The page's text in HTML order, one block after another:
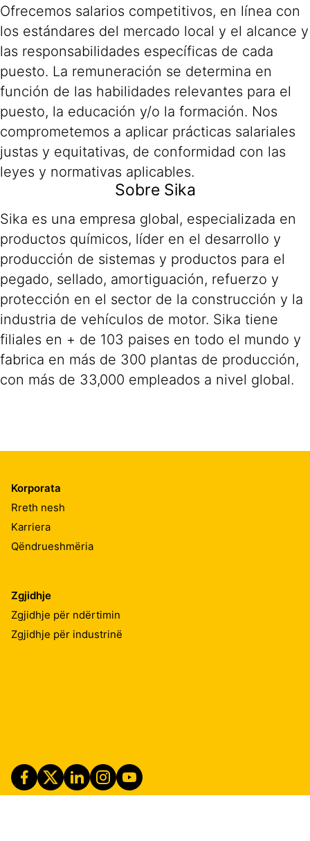
Ofrecemos salarios competitivos, en línea con
los estándares del mercado local y el alcance y
las responsabilidades específicas de cada
puesto. La remuneración se determina en
función de las habilidades relevantes para el
puesto, la educación y/o la formación. Nos
comprometemos a aplicar prácticas salariales
justas y equitativas, de conformidad con las
leyes y normativas aplicables.
Sobre Sika
Sika es una empresa global, especializada en
productos químicos, líder en el desarrollo y
producción de sistemas y productos para el
pegado, sellado, amortiguación, refuerzo y
protección en el sector de la construcción y la
industria de vehículos de motor. Sika tiene
filiales en + de 103 paises en todo el mundo y
fabrica en más de 300 plantas de producción,
con más de 33,000 empleados a nivel global.
Korporata
Rreth nesh
Karriera
Qëndrueshmëria
Zgjidhje
Zgjidhje për ndërtimin
Zgjidhje për industrinë